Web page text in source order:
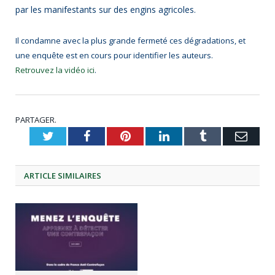
par les manifestants sur des engins agricoles.
Il condamne avec la plus grande fermeté ces dégradations, et
une enquête est en cours pour identifier les auteurs.
Retrouvez la vidéo ici.
PARTAGER.
TwitterFacebookPinterestLinkedInTumblr
ARTICLE SIMILAIRES